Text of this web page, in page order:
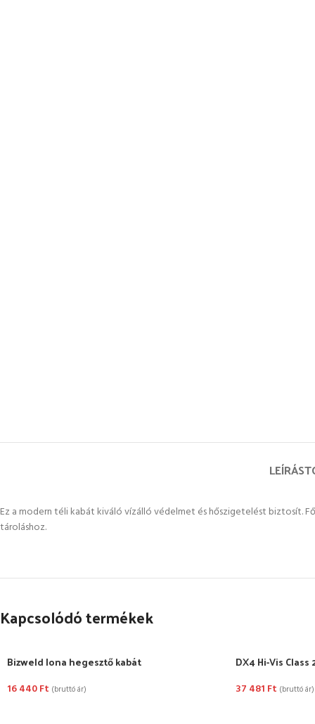
LEÍRÁS
Ez a modern téli kabát kiváló vízálló védelmet és hőszigetelést biztosít.
tároláshoz.
Kapcsolódó termékek
Bizweld Iona hegesztő kabát
16 440Ft (bruttó ár)
DX4 Hi-Vis
37 481 Ft (bruttó ár)